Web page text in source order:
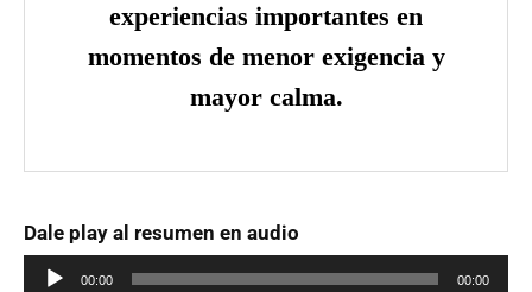
experiencias importantes en
momentos de menor exigencia y
mayor calma.
Dale play al resumen en audio
Reproductor
00:00 00:00